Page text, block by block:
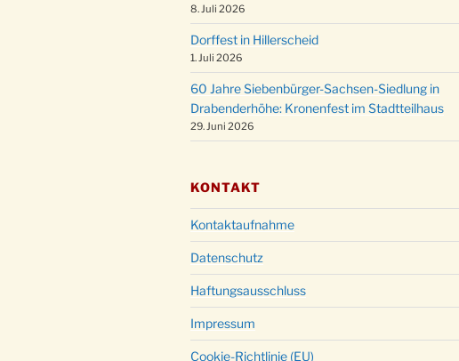
8. Juli 2026
Dorffest in Hillerscheid
1. Juli 2026
60 Jahre Siebenbürger-Sachsen-Siedlung in
Drabenderhöhe: Kronenfest im Stadtteilhaus
29. Juni 2026
KONTAKT
Kontaktaufnahme
Datenschutz
Haftungsausschluss
Impressum
Cookie-Richtlinie (EU)